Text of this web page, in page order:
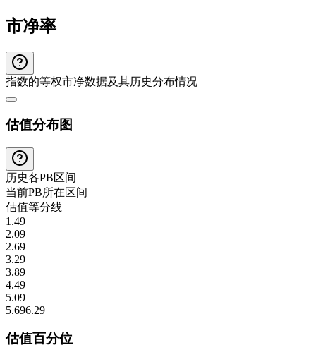
市净率
指数的等权市净数据及其历史分布情况
估值分布图
历史各PB区间
当前PB所在区间
估值等分线
1.49
2.09
2.69
3.29
3.89
4.49
5.09
5.696.29
估值百分位